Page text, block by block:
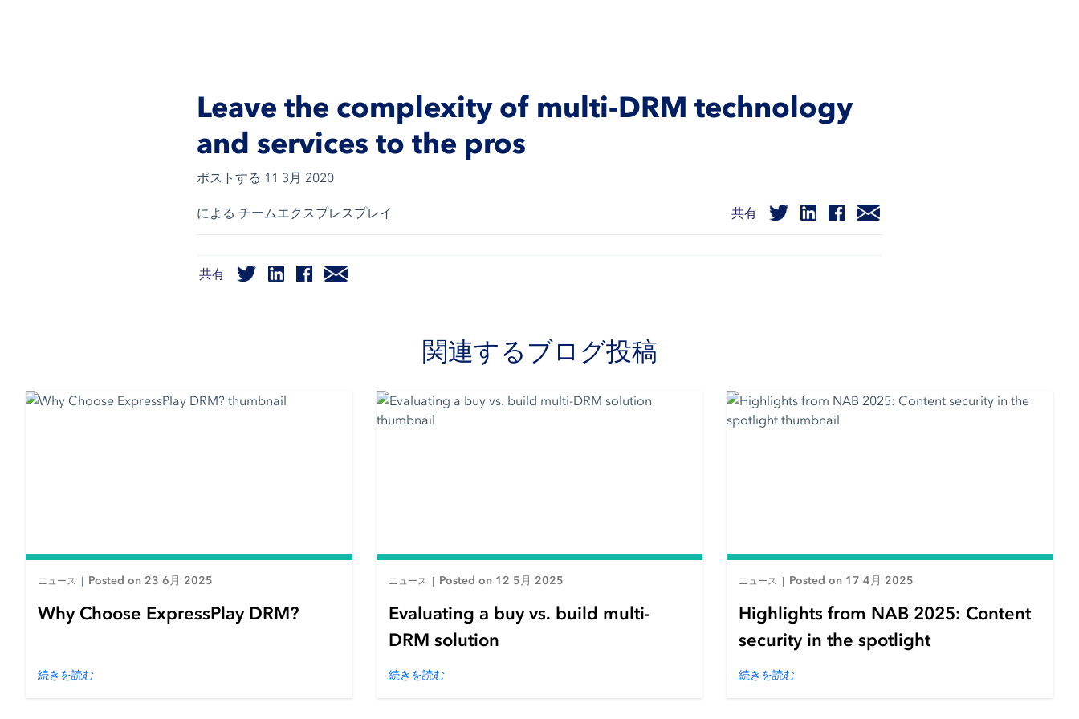
Leave the complexity of multi-DRM technology
and services to the pros
ポストする 11 3月 2020
による チームエクスプレスプレイ 共有
共有
関連するブログ投稿
ニュース | Posted on 23 6月 2025
Why Choose ExpressPlay DRM?
続きを読む
ニュース | Posted on 12 5月 2025
Evaluating a buy vs. build multi-
DRM solution
続きを読む
ニュース | Posted on 17 4月 2025
Highlights from NAB 2025: Content
security in the spotlight
続きを読む